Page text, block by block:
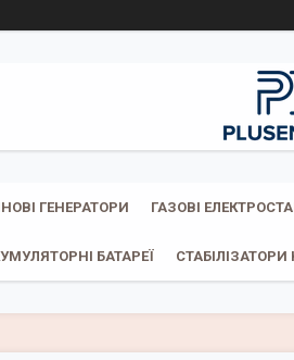
ГЕНЕРАТОРИ ГАЗОВІ
БАТАРЕЇ